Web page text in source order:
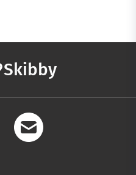
Skibby